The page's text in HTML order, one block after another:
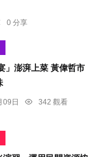
0 分享
」澎湃上菜 黃偉哲市
09日
342 觀看